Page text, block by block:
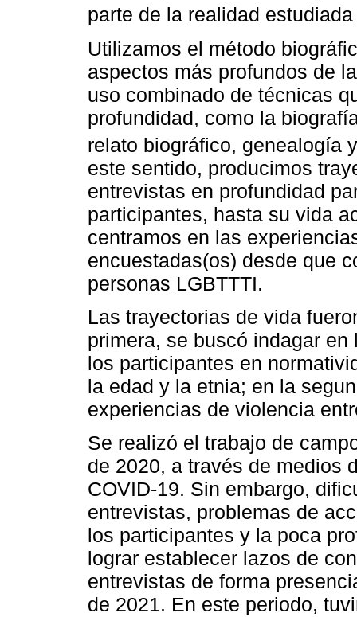
parte de la realidad estudiada
Utilizamos el método
aspectos más profundos de
uso combinado de técnicas
profundidad, como la
relato biográfico, genealogía
este sentido, producimos
entrevistas en profundidad
participantes, hasta su vida
centramos en las
encuestadas(os) desde que
personas LGBTTTI.
Las trayectorias de vida
primera, se buscó indagar
los participantes en
la edad y la etnia; en la
experiencias de violencia
Se realizó el trabajo de
de 2020, a través de medios
COVID-19. Sin embargo,
entrevistas, problemas de
los participantes y la poca
lograr establecer lazos de
entrevistas de forma
de 2021. En este periodo,